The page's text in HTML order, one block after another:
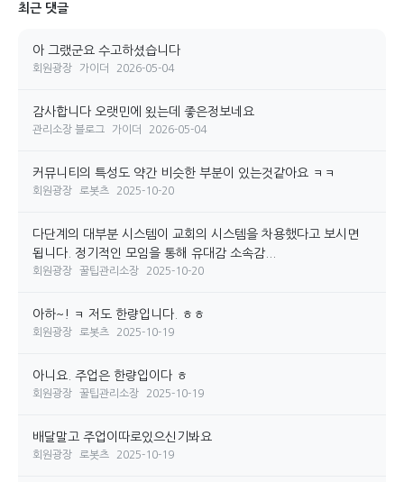
최근 댓글
아 그랬군요 수고하셨습니다
회원광장 가이더 2026-05-04
감사합니다 오랫민에 욌는데 좋은정보네요
관리소장 블로그 가이더 2026-05-04
커뮤니티의 특성도 약간 비슷한 부분이 있는것같아요 ㅋㅋ
회원광장 로봇츠 2025-10-20
다단계의 대부분 시스템이 교회의 시스템을 차용했다고 보시면
됩니다. 정기적인 모임을 통해 유대감 소속감...
회원광장 꿀팁관리소장 2025-10-20
아하~! ㅋ 저도 한량입니다. ㅎㅎ
회원광장 로봇츠 2025-10-19
아니요. 주업은 한량입이다 ㅎ
회원광장 꿀팁관리소장 2025-10-19
배달말고 주업이따로있으신기봐요
회원광장 로봇츠 2025-10-19